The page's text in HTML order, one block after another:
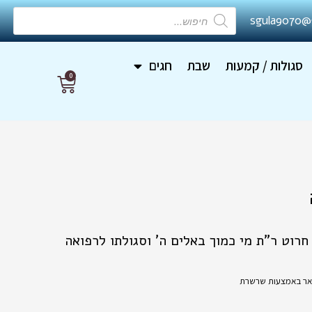
Products
search
סגולות / קמעות שבת
חגים
0 עגלת
ר"ת מי כמוך באלים ה' וסגולתו לרפואה
באמצעות שרשרת